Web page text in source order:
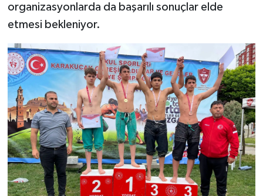
organizasyonlarda da başarılı sonuçlar elde
etmesi bekleniyor.